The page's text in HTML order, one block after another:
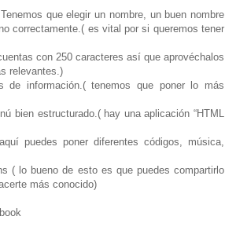
que elegir un nombre, un buen nombre
correctamente.( es vital por si queremos tener
con 250 caracteres así que aprovéchalos
relevantes.)
de información.( tenemos que poner lo más
bien estructurado.( hay una aplicación “HTML
puedes poner diferentes códigos, música,
( lo bueno de esto es que puedes compartirlo
más conocido)